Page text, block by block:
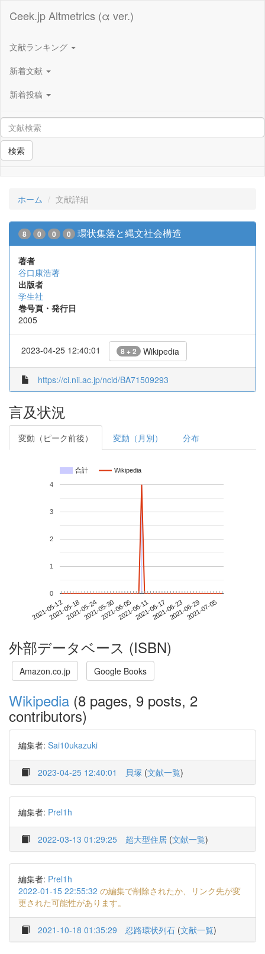
Ceek.jp Altmetrics (α ver.)
文献ランキング
新着文献
新着投稿
検索
ホーム 文献詳細
8 0 0 0 環状集落と縄文社会構造
著者
谷口康浩著
出版者
学生社
巻号頁・発行日
2005
2023-04-25 12:40:01 8 + 2 Wikipedia
https://ci.nii.ac.jp/ncid/BA71509293
言及状況
変動（ピーク前後） 変動（月別） 分布
合計 Wikipedia
2021-05-122021-05-182021-05-242021-05-302021-06-052021-06-112021-06-172021-06-232021-06-292021-07-05
0
1
2
3
4
外部データベース (ISBN)
Amazon.co.jp Google Books
Wikipedia (8 pages, 9 posts, 2
contributors)
編集者: Sai10ukazuki
2023-04-25 12:40:01 貝塚 (文献一覧)
編集者: Prel1h
2022-03-13 01:29:25 超大型住居 (文献一覧)
編集者: Prel1h
2022-01-15 22:55:32 の編集で削除されたか、リンク先が変
更された可能性があります。
2021-10-18 01:35:29 忍路環状列石 (文献一覧)